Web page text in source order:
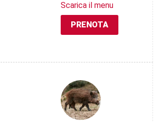
Scarica il menu
PRENOTA